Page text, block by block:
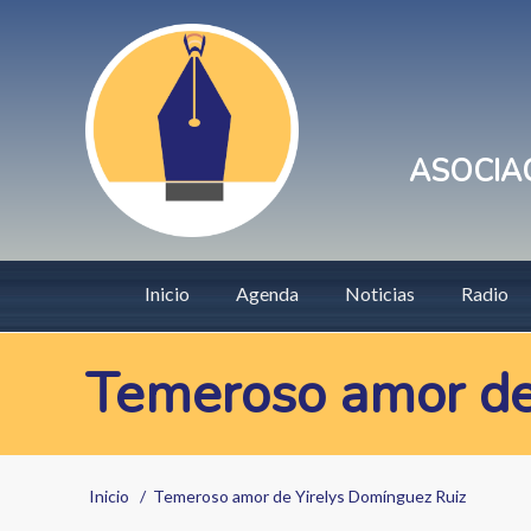
User
account
menu
Main
navigation
Inicio Agenda Noticias Radio
Temeroso amor
Sobrescribir
Inicio Temeroso amor de Yirelys Domínguez Ruiz